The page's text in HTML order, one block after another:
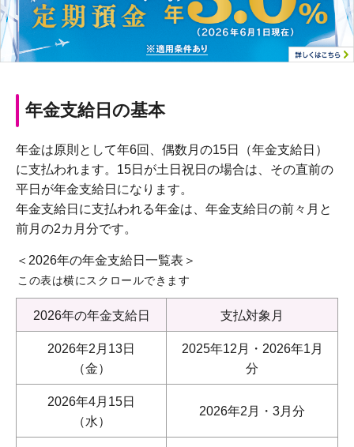
年金支給日の基本
年金は原則として年6回、偶数月の15日（年金支給日）
に支払われます。15日が土日祝日の場合は、その直前の
平日が年金支給日になります。
年金支給日に支払われる年金は、年金支給日の前々月と
前月の2カ月分です。
＜2026年の年金支給日一覧表＞
この表は横にスクロールできます
2026年の年金支給日 支払対象月
2026年2月13日
（金）
2025年12月・2026年1月
分
2026年4月15日
（水）
2026年2月・3月分